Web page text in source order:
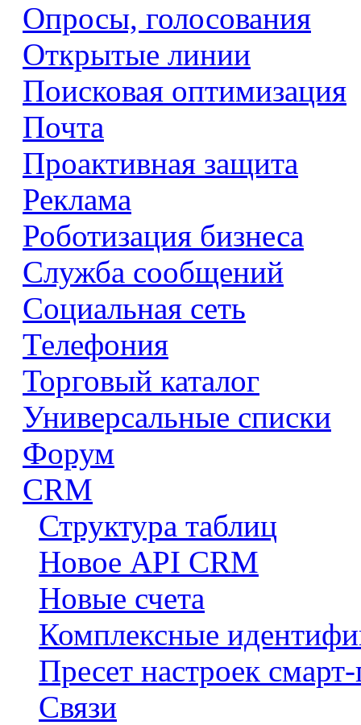
Опросы, голосования
Открытые линии
Поисковая оптимизация
Почта
Проактивная защита
Реклама
Роботизация бизнеса
Служба сообщений
Социальная сеть
Телефония
Торговый каталог
Универсальные списки
Форум
CRM
Структура таблиц
Новое API CRM
Новые счета
Комплексные
Пресет настроек
Связи